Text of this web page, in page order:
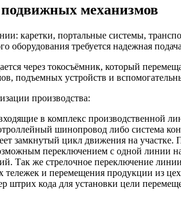
механизмов
каретки, портальные системы,
требуется надежная
через токосъёмник, который
подъемных устройств и
производства:
в комплекс производственной
шинопровод либо система
замкнутый цикл движения на
переключением с одной линии
же стрелочное переключение
и перемещения продукции из
штрих кода для установки цели